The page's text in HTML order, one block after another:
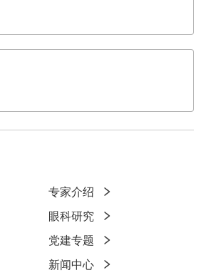
专家介绍
眼科研究
党建专题
新闻中心